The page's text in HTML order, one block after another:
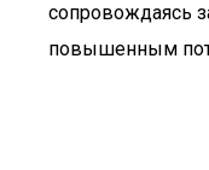
сопровождаясь
повышенным